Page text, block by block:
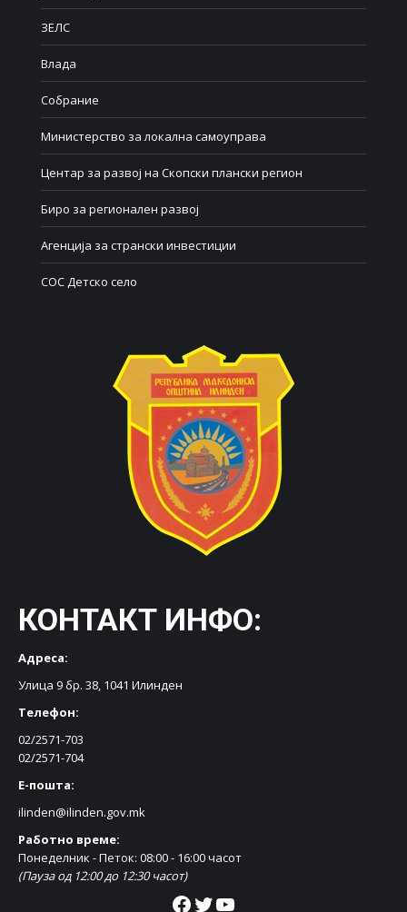
ЗЕЛС
Влада
Собрание
Министерство за локална самоуправа
Центар за развој на Скопски плански регион
Биро за регионален развој
Агенција за странски инвестиции
СОС Детско село
КОНТАКТ ИНФО:
Адреса:
Улица 9 бр. 38, 1041 Илинден
Телефон:
02/2571-703
02/2571-704
Е-пошта:
ilinden@ilinden.gov.mk
Работно време:
Понеделник - Петок: 08:00 - 16:00 часот
(Пауза од 12:00 до 12:30 часот)
Facebook Twitter YouTube